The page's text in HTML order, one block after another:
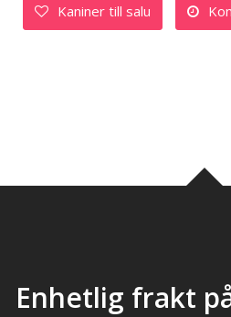
Kaniner till salu
Enhetlig frakt